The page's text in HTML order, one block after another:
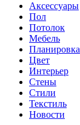
Аксессуары
Пол
Потолок
Мебель
Планировка
Цвет
Интерьер
Стены
Стили
Текстиль
Новости